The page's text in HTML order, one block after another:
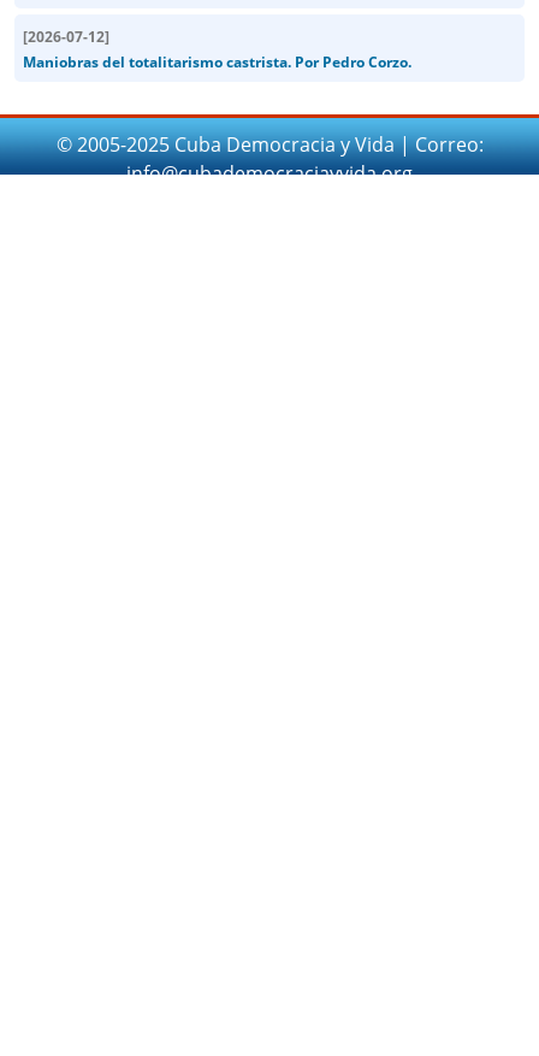
[2026-07-12]
Maniobras del totalitarismo castrista. Por Pedro Corzo.
© 2005-2025 Cuba Democracia y Vida | Correo:
info@cubademocraciayvida.org